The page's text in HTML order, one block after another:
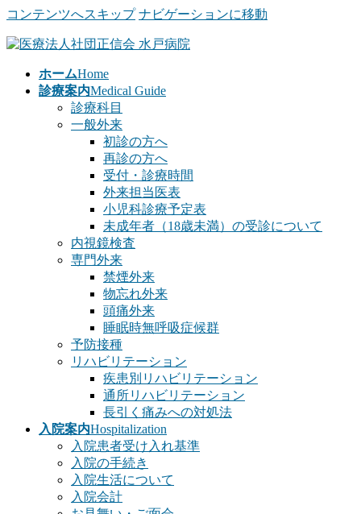
コンテンツへスキップ ナビゲーションに移動
ホームHome
診療案内Medical Guide
診療科目
一般外来
初診の方へ
再診の方へ
受付・診療時間
外来担当医表
小児科診療予定表
未成年者（18歳未満）の受診について
内視鏡検査
専門外来
禁煙外来
物忘れ外来
頭痛外来
睡眠時無呼吸症候群
予防接種
リハビリテーション
疾患別リハビリテーション
通所リハビリテーション
長引く痛みへの対処法
入院案内Hospitalization
入院患者受け入れ基準
入院の手続き
入院生活について
入院会計